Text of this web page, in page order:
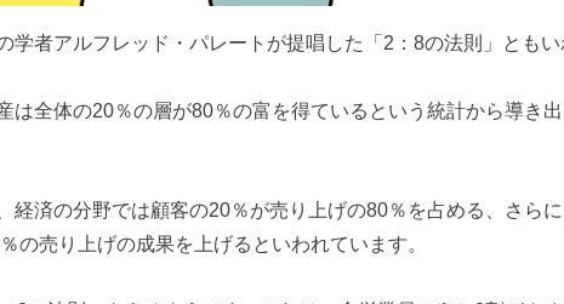
学者アルフレッド・パレートが提唱した「2：8の法則」ともい
は全体の20％の層が80％の富を得ているという統計から導き出
経済の分野では顧客の20％が売り上げの80％を占める、さら
の売り上げの成果を上げるといわれています。